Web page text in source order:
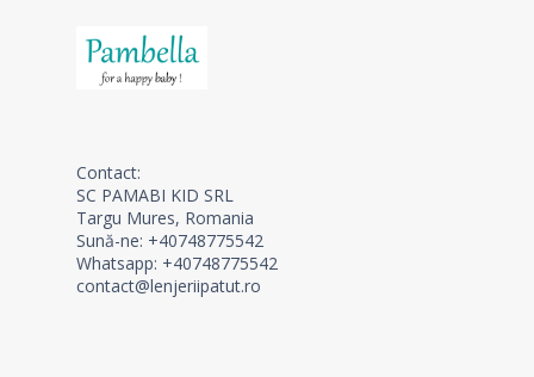
Contact:
SC PAMABI KID SRL
Targu Mures, Romania
Sună-ne: +40748775542
Whatsapp: +40748775542
contact@lenjeriipatut.ro